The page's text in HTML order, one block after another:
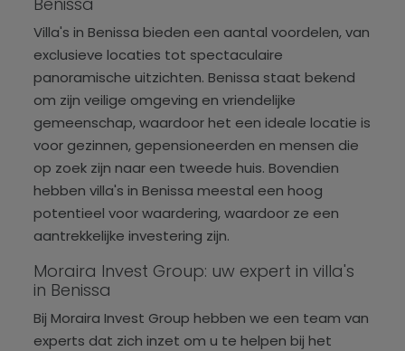
Villa's in Benissa bieden een aantal voordelen, van
exclusieve locaties tot spectaculaire
panoramische uitzichten. Benissa staat bekend
om zijn veilige omgeving en vriendelijke
gemeenschap, waardoor het een ideale locatie is
voor gezinnen, gepensioneerden en mensen die
op zoek zijn naar een tweede huis. Bovendien
hebben villa's in Benissa meestal een hoog
potentieel voor waardering, waardoor ze een
aantrekkelijke investering zijn.
Moraira Invest Group: uw expert in villa's
in Benissa
Bij Moraira Invest Group hebben we een team van
experts dat zich inzet om u te helpen bij het